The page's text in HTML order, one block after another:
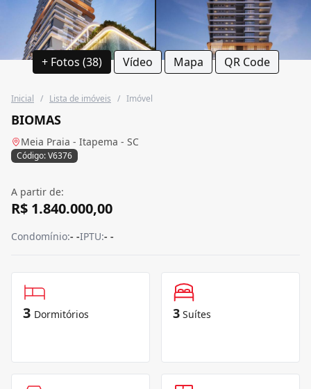
+ Fotos (38) Vídeo Mapa QR Code
Inicial / Lista de imóveis / Imóvel
BIOMAS
Meia Praia - Itapema - SC
Código: V6376
A partir de:
R$ 1.840.000,00
Condomínio:- -IPTU:- -
3 Dormitórios 3 Suítes